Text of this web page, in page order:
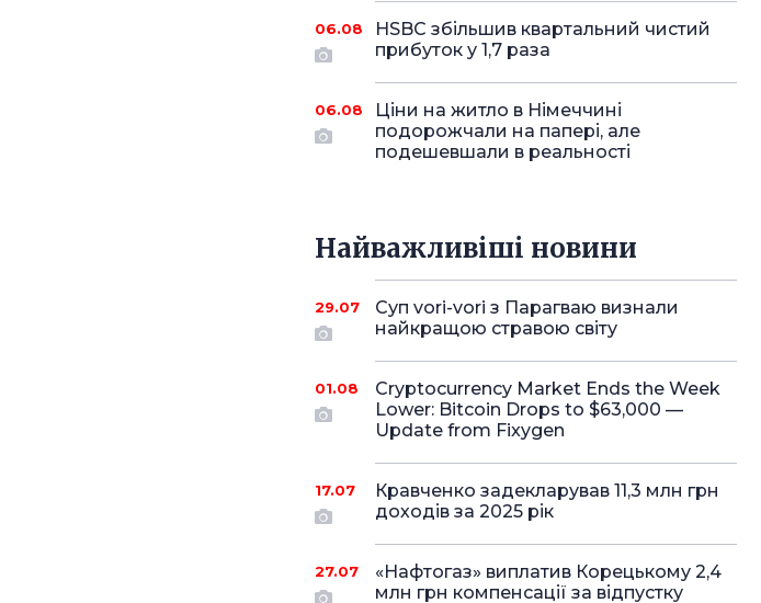
06.08
HSBC збільшив квартальний чистий
прибуток у 1,7 раза
06.08
Ціни на житло в Німеччині
подорожчали на папері, але
подешевшали в реальності
Найважливіші новини
29.07
Суп vori-vori з Парагваю визнали
найкращою стравою світу
01.08
Cryptocurrency Market Ends the Week
Lower: Bitcoin Drops to $63,000 —
Update from Fixygen
17.07
Кравченко задекларував 11,3 млн грн
доходів за 2025 рік
27.07
«Нафтогаз» виплатив Корецькому 2,4
млн грн компенсації за відпустку